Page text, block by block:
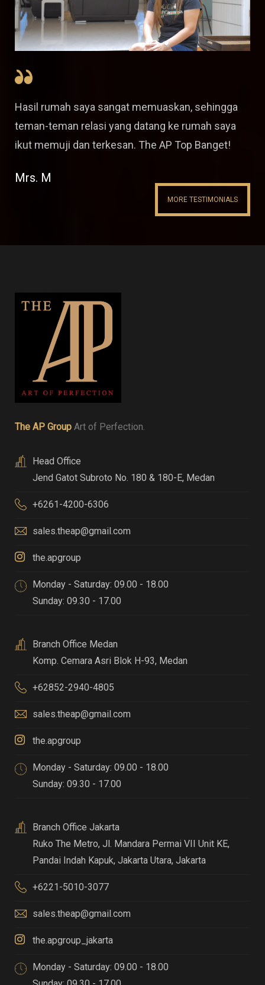
Hasil rumah saya sangat memuaskan, sehingga
teman-teman relasi yang datang ke rumah saya
ikut memuji dan terkesan. The AP Top Banget!
Mrs. M
MORE TESTIMONIALS
The AP Group Art of Perfection.
Head Office
Jend Gatot Subroto No. 180 & 180-E, Medan
+6261-4200-6306
sales.theap@gmail.com
the.apgroup
Monday - Saturday: 09.00 - 18.00
Sunday: 09.30 - 17.00
Branch Office Medan
Komp. Cemara Asri Blok H-93, Medan
+62852-2940-4805
sales.theap@gmail.com
the.apgroup
Monday - Saturday: 09.00 - 18.00
Sunday: 09.30 - 17.00
Branch Office Jakarta
Ruko The Metro, Jl. Mandara Permai VII Unit KE,
Pandai Indah Kapuk, Jakarta Utara, Jakarta
+6221-5010-3077
sales.theap@gmail.com
the.apgroup_jakarta
Monday - Saturday: 09.00 - 18.00